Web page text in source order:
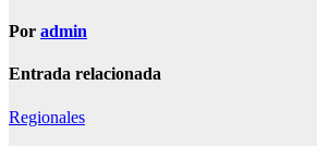
Por admin
Entrada relacionada
Regionales